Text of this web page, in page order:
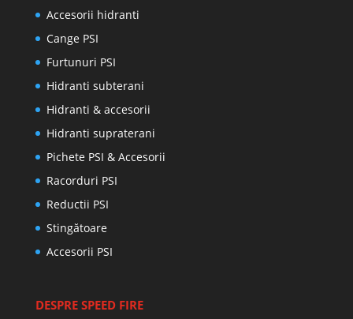
Accesorii hidranti
Cange PSI
Furtunuri PSI
Hidranti subterani
Hidranti & accesorii
Hidranti supraterani
Pichete PSI & Accesorii
Racorduri PSI
Reductii PSI
Stingătoare
Accesorii PSI
DESPRE SPEED FIRE